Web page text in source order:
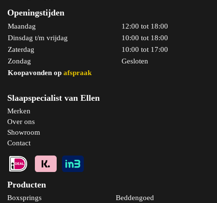
Openingstijden
Maandag
12:00 tot 18:00
Dinsdag t/m vrijdag
10:00 tot 18:00
Zaterdag
10:00 tot 17:00
Zondag
Gesloten
Koopavonden op afspraak
Slaapspecialist van Ellen
Merken
Over ons
Showroom
Contact
Producten
Boxsprings
Beddengoed